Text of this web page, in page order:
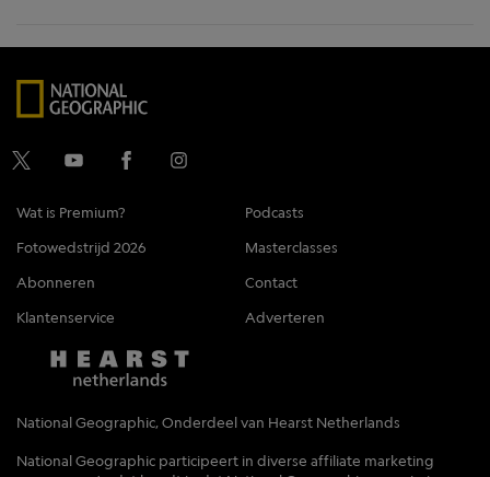
Wat is Premium?
Podcasts
Fotowedstrijd 2026
Masterclasses
Abonneren
Contact
Klantenservice
Adverteren
National Geographic, Onderdeel van Hearst Netherlands
National Geographic participeert in diverse affiliate marketing